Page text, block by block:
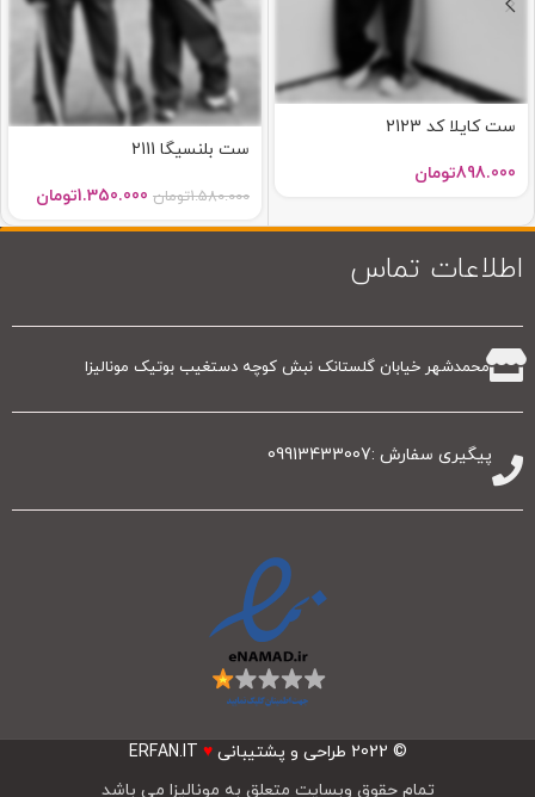
ست کایلا کد 2123
898.000تومان
ست بلنسیگا 2111
1.580.000تومان 1.350.000تومان
اطلاعات تماس
محمدشهر خیابان گلستانک نبش کوچه دستغیب بوتیک مونالیزا
پیگیری سفارش :09913433007
© 2022 طراحی و پشتیبانی ♥
ERFAN.IT
تمام حقوق وبسایت متعلق به مونالیزا می باشد